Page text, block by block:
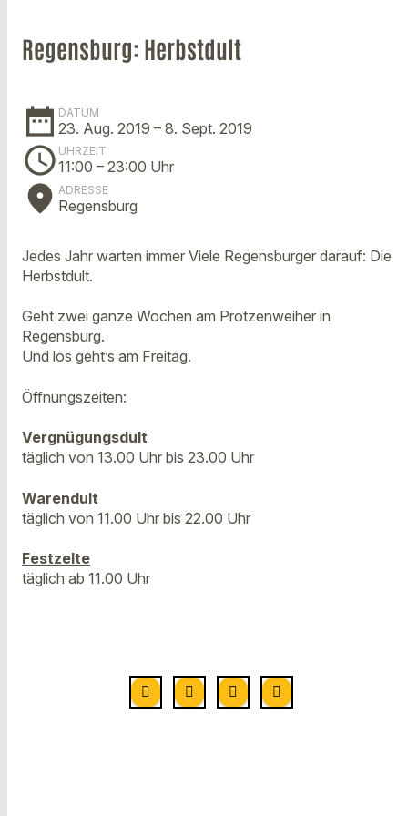
Regensburg: Herbstdult
date_range DATUM
23. Aug. 2019 – 8. Sept. 2019
schedule UHRZEIT
11:00 – 23:00 Uhr
place ADRESSE
Regensburg
Jedes Jahr warten immer Viele Regensburger darauf: Die
Herbstdult.
Geht zwei ganze Wochen am Protzenweiher in
Regensburg.
Und los geht’s am Freitag.
Öffnungszeiten:
Vergnügungsdult
täglich von 13.00 Uhr bis 23.00 Uhr
Warendult
täglich von 11.00 Uhr bis 22.00 Uhr
Festzelte
täglich ab 11.00 Uhr